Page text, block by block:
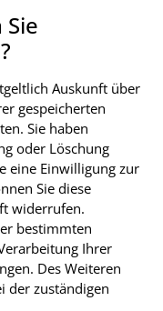
Auskunft über
gespeicherten
Sie haben
oder Löschung
eine Einwilligung zur
Sie diese
widerrufen.
bestimmten
Ihrer
Des Weiteren
der zuständigen